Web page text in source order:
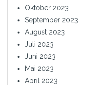
Oktober 2023
September 2023
August 2023
Juli 2023
Juni 2023
Mai 2023
April 2023